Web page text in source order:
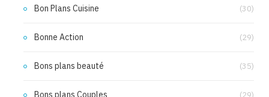
Bon Plans Cuisine (30)
Bonne Action (29)
Bons plans beauté (35)